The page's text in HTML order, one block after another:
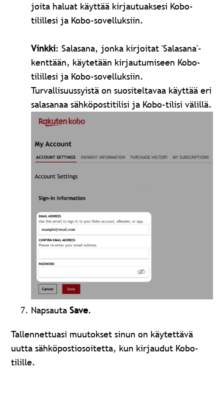
joita haluat käyttää kirjautuaksesi Kobo-
tilillesi ja Kobo-sovelluksiin.
Vinkki: Salasana, jonka kirjoitat 'Salasana'-
kenttään, käytetään kirjautumiseen Kobo-
tilillesi ja Kobo-sovelluksiin.
Turvallisuussyistä on suositeltavaa käyttää eri
salasanaa sähköpostitilisi ja Kobo-tilisi välillä.
NapsautaSave.
Tallennettuasi muutokset sinun on käytettävä
uutta sähköpostiosoitetta, kun kirjaudut Kobo-
tilille.